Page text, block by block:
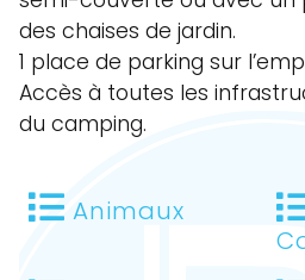
des chaises de jardin.
1 place de parking sur
Accès à toutes les
du camping.
Animaux